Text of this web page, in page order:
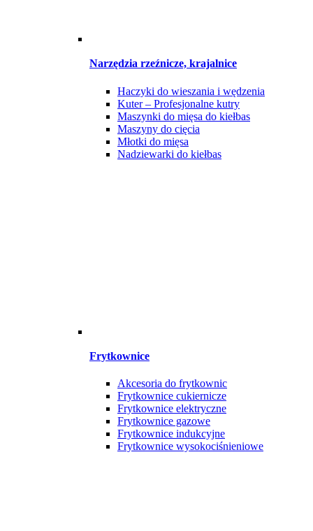
Narzędzia rzeźnicze, krajalnice
Haczyki do wieszania i wędzenia
Kuter – Profesjonalne kutry
Maszynki do mięsa do kiełbas
Maszyny do cięcia
Młotki do mięsa
Nadziewarki do kiełbas
Frytkownice
Akcesoria do frytkownic
Frytkownice cukiernicze
Frytkownice elektryczne
Frytkownice gazowe
Frytkownice indukcyjne
Frytkownice wysokociśnieniowe